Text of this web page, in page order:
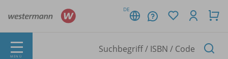
DE
MENÜ